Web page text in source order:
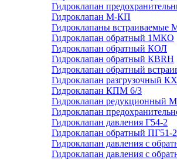
Гидроклапан
Гидроклапан М-КП
Гидроклапаны встраиваемые
Гидроклапан обратный 1МКО
Гидроклапан обратный КОЛ
Гидроклапан обратный КВRН
Гидроклапан обратный
Гидроклапан разгрузочный
Гидроклапан КПМ 6/3
Гидроклапан редукционный
Гидроклапан
Гидроклапан давления Г54-2
Гидроклапан обратный ПГ51-2
Гидроклапан давления с
Гидроклапан давления с